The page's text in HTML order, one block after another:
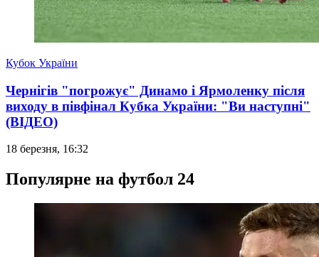
Кубок України
Чернігів "погрожує" Динамо і Ярмоленку після
виходу в півфінал Кубка України: "Ви наступні"
(ВІДЕО)
18 березня, 16:32
Популярне на футбол 24